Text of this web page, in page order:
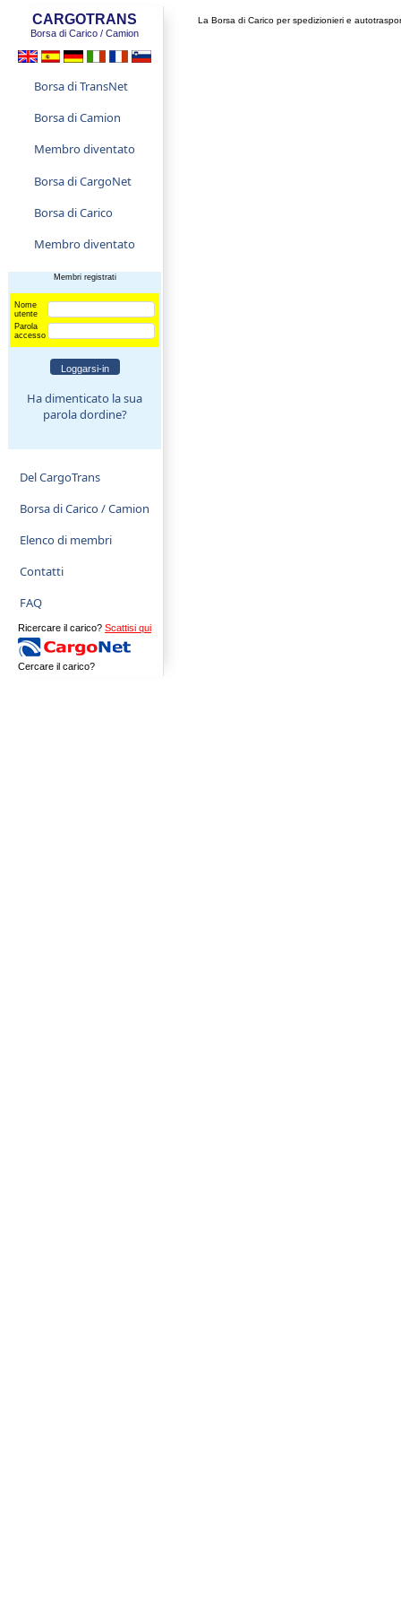
CARGOTRANS
Borsa di Carico / Camion
Borsa di TransNet
Borsa di Camion
Membro diventato
Borsa di CargoNet
Borsa di Carico
Membro diventato
Membri registrati
Nome
utente
Parola
accesso
Ha dimenticato la sua
parola dordine?
Del CargoTrans
Borsa di Carico / Camion
Elenco di membri
Contatti
FAQ
Ricercare il carico? Scattisi qui
Cercare il carico?
La Borsa di Carico per spedizionieri e